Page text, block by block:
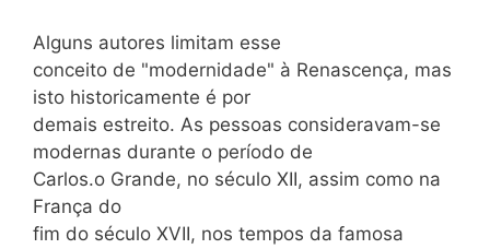
Alguns autores limitam esse
conceito de "modernidade" à Renascença, mas
isto historicamente é por
demais estreito. As pessoas consideravam-se
modernas durante o período de
Carlos.o Grande, no século XII, assim como na
França do
fim do século XVII, nos tempos da famosa